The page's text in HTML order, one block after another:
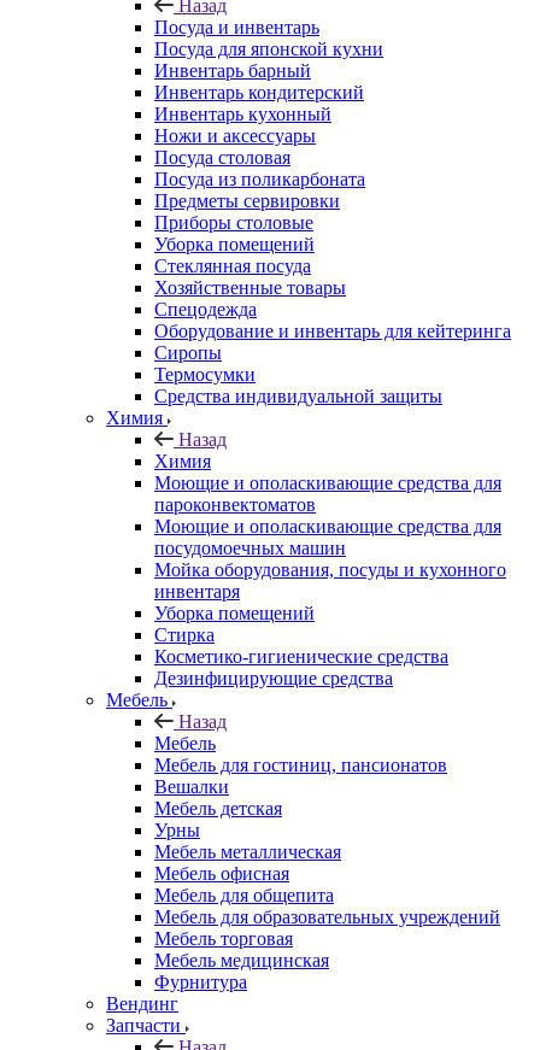
Назад
Посуда и инвентарь
Посуда для японской кухни
Инвентарь барный
Инвентарь кондитерский
Инвентарь кухонный
Ножи и аксессуары
Посуда столовая
Посуда из поликарбоната
Предметы сервировки
Приборы столовые
Уборка помещений
Стеклянная посуда
Хозяйственные товары
Спецодежда
Оборудование и инвентарь для кейтеринга
Сиропы
Термосумки
Средства индивидуальной защиты
Химия
Назад
Химия
Моющие и ополаскивающие средства для
пароконвектоматов
Моющие и ополаскивающие средства для
посудомоечных машин
Мойка оборудования, посуды и кухонного
инвентаря
Уборка помещений
Стирка
Косметико-гигиенические средства
Дезинфицирующие средства
Мебель
Назад
Мебель
Мебель для гостиниц, пансионатов
Вешалки
Мебель детская
Урны
Мебель металлическая
Мебель офисная
Мебель для общепита
Мебель для образовательных учреждений
Мебель торговая
Мебель медицинская
Фурнитура
Вендинг
Запчасти